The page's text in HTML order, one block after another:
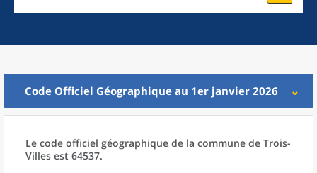
Code Officiel Géographique au 1er janvier 2026
Le code officiel géographique de la commune de Trois-
Villes est 64537.